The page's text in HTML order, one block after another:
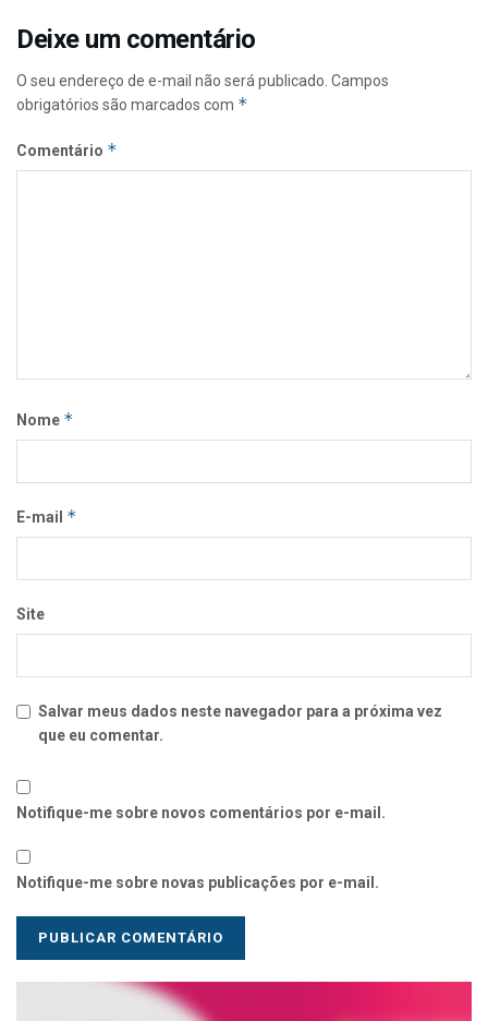
Deixe um comentário
O seu endereço de e-mail não será publicado. Campos
obrigatórios são marcados com *
Comentário *
Nome *
E-mail *
Site
Salvar meus dados neste navegador para a próxima vez
que eu comentar.
Notifique-me sobre novos comentários por e-mail.
Notifique-me sobre novas publicações por e-mail.